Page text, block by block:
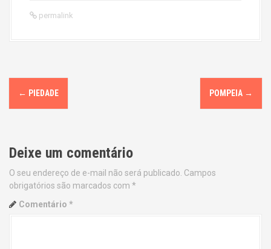
permalink
P
o
t
n
a
← PIEDADE POMPEIA →
Deixe um comentário
O seu endereço de e-mail não será publicado. Campos
obrigatórios são marcados com *
Comentário *